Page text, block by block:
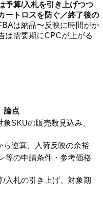
予算/入札を引き上げつつ
ートロスを防ぐ／終了後の
は納品〜反映に時間がか
は需要期にCPCが上がる
論点
SKUの販売数見込み、
ら逆算、入荷反映の余裕
等の申請条件・参考価格
/入札の引き上げ、対象期